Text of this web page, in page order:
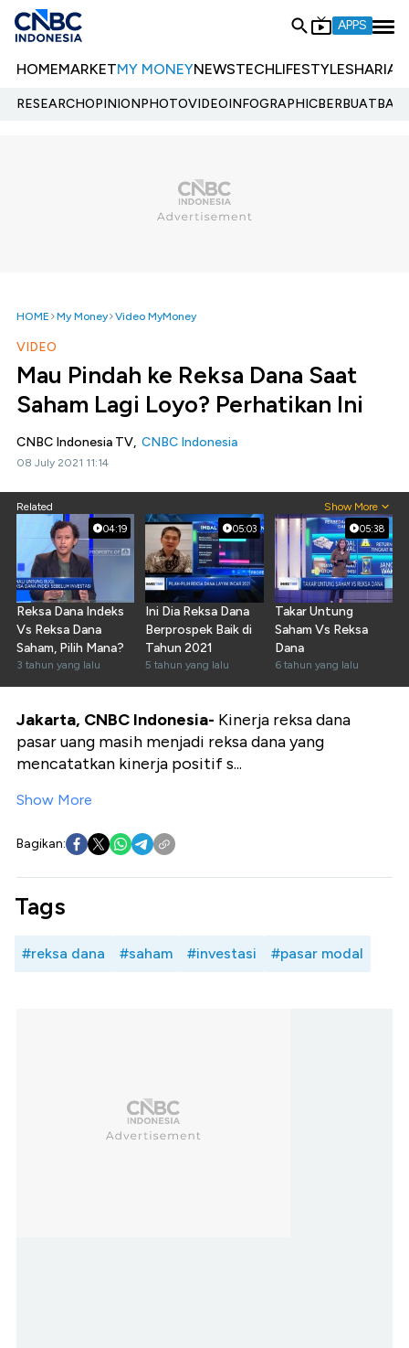
APPS
HOMEMARKETMY MONEYNEWSTECHLIFESTYLESHARIA
RESEARCHOPINIONPHOTOVIDEOINFOGRAPHIC
HOME My Money Video MyMoney
VIDEO
Mau Pindah ke Reksa Dana Saat
Saham Lagi Loyo? Perhatikan Ini
CNBC Indonesia TV, CNBC Indonesia
08 July 2021 11:14
Related Show More
04:19
Reksa Dana Indeks
Vs Reksa Dana
Saham, Pilih Mana?
3 tahun yang lalu
05:03
Ini Dia Reksa Dana
Berprospek Baik di
Tahun 2021
5 tahun yang lalu
05:38
Takar Untung
Saham Vs Reksa
Dana
6 tahun yang lalu
Jakarta, CNBC Indonesia- Kinerja reksa dana
pasar uang masih menjadi reksa dana yang
mencatatkan kinerja positif s...
Show More
Bagikan:
Tags
#reksa dana #saham #investasi #pasar modal